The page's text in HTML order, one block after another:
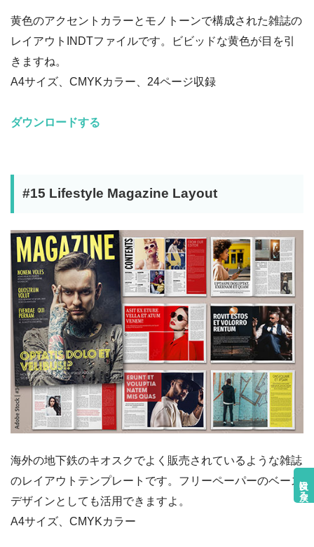
目次に戻る
黄色のアクセントカラーとモノトーンで構成された雑誌の
レイアウトINDTファイルです。ビビッドな黄色が目を引
きますね。
A4サイズ、CMYKカラー、24ページ収録
ダウンロードする
#15 Lifestyle Magazine Layout
海外の地下鉄のキオスクでよく販売されているような雑誌
のレイアウトテンプレートです。フリーペーパーのベース
デザインとしても活用できますよ。
A4サイズ、CMYKカラー